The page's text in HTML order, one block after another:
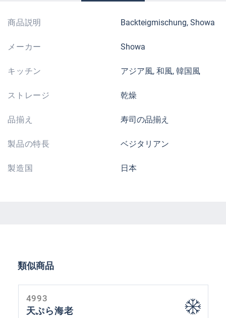
商品説明 Backteigmischung, Showa
メーカー Showa
キッチン アジア風, 和風, 韓国風
ストレージ 乾燥
品揃え 寿司の品揃え
製品の特長 ベジタリアン
製造国 日本
Skip product gallery
類似商品
4993
天ぷら海老